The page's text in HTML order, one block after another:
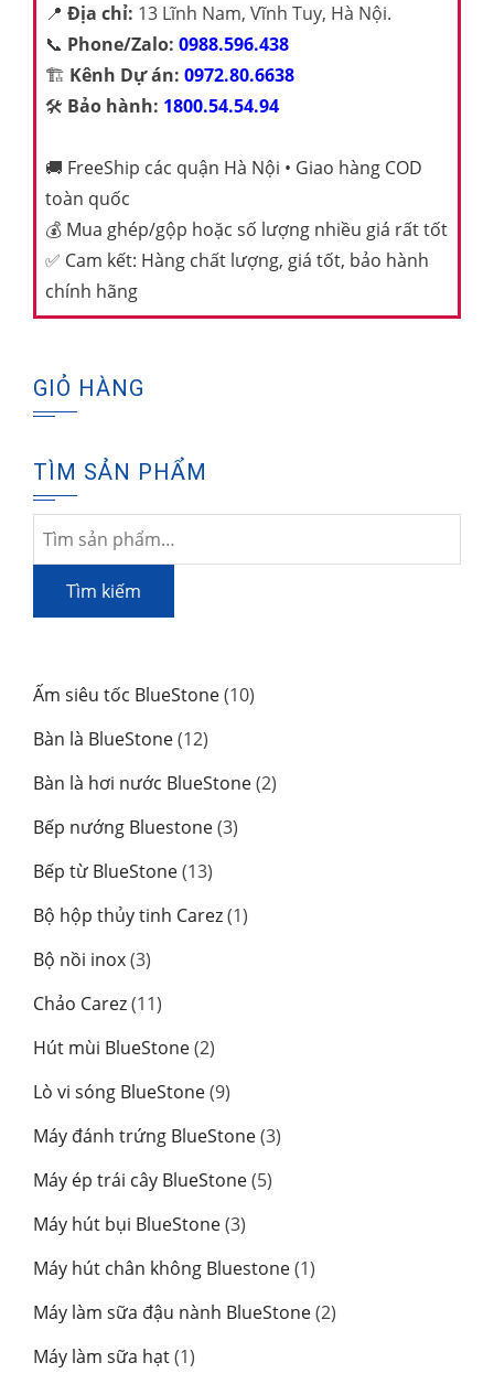
📍 Địa chỉ: 13 Lĩnh Nam, Vĩnh Tuy, Hà Nội.
📞 Phone/Zalo: 0988.596.438
🏗️ Kênh Dự án: 0972.80.6638
🛠️ Bảo hành: 1800.54.54.94
🚚 FreeShip các quận Hà Nội • Giao hàng COD
toàn quốc
💰 Mua ghép/gộp hoặc số lượng nhiều giá rất tốt
✅ Cam kết: Hàng chất lượng, giá tốt, bảo hành
chính hãng
GIỎ HÀNG
TÌM SẢN PHẨM
Tìm
kiếm:
Tìm kiếm
Ấm siêu tốc BlueStone 1010
Bàn là BlueStone 1212
Bàn là hơi nước BlueStone 22
Bếp nướng Bluestone 33
Bếp từ BlueStone 1313
phẩm
Bộ hộp thủy tinh Carez 11
Bộ nồi inox 33
phẩm
Chảo Carez 1111
phẩm
Hút mùi BlueStone 22
phẩm
Lò vi sóng BlueStone 99
phẩm
Máy đánh trứng BlueStone 33
Máy ép trái cây BlueStone 55
Máy hút bụi BlueStone 33
Máy hút chân không Bluestone 11
phẩm
Máy làm sữa đậu nành BlueStone 22
Máy làm sữa hạt 11